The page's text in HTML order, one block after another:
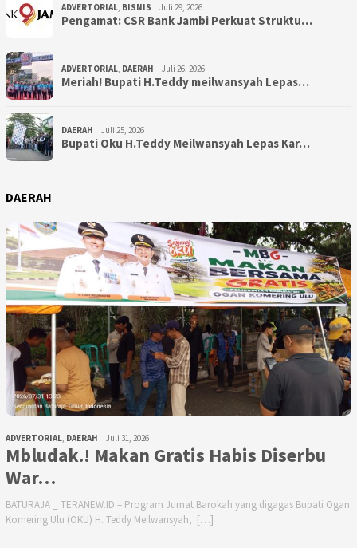
ADVERTORIAL, BISNIS Juli 29, 2026
Pengamat: CSR Bank Jambi Perkuat Struktu…
ADVERTORIAL, DAERAH Juli 26, 2026
Meriah! Bupati H.Teddy meilwansyah Lepas…
DAERAH Juli 25, 2026
Bupati Oku H.Teddy Meilwansyah Lepas Kar…
DAERAH
ADVERTORIAL DAERAH Juli 31, 2026
Mbludak.! Makan Gratis Habis Diserbu
War…
BATURAJA _ TERANEW.ID – Program Jumat Barokah yang digagas Bupati Ogan
Komering Ulu (OKU) H. Teddy Meilwansyah, […]